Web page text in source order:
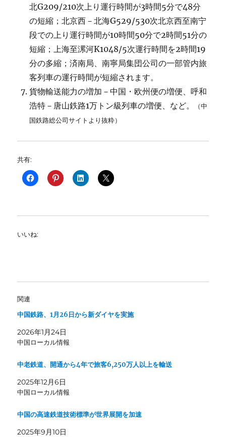
北G209/210次上り運行時間が3時間5分で48分
の短縮；北京西－北海G529/530次北京西至南宁
段での上り運行時間が10時間50分で2時間51分の
短縮；上海至漯河K1048/5次運行時間を2時間19
分の多縮；済南局、南寧局集団公司の一部管内旅
客列車の運行時間が短縮されます。
貨物輸送能力の増加－中国・欧州便の増便、呼和
浩特－唐山鉄路1万トン級列車の増便、など。
（中
国鉄路総公司サイトより抜粋）
共有:
いいね:
関連
中国鉄路、1月26日から新ダイヤを実施
2026年1月24日
中国ローカル情報
中老鉄道、開通から4年で旅客6,250万人以上を輸送
2025年12月6日
中国ローカル情報
中国の高速鉄道技術標準が世界展開を加速
2025年9月10日